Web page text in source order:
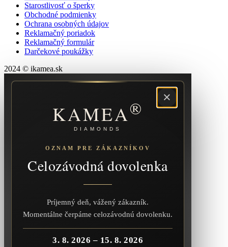
Starostlivosť o šperky
Obchodné podmienky
Ochrana osobných údajov
Reklamačný poriadok
Reklamačný formulár
Darčekové poukážky
2024 © ikamea.sk
×
KAMEA®
DIAMONDS
OZNAM PRE ZÁKAZNÍKOV
Celozávodná dovolenka
Príjemný deň, vážený zákazník.
Momentálne čerpáme celozávodnú dovolenku.
3. 8. 2026 – 15. 8. 2026